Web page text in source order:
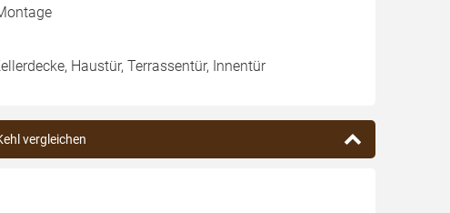
Haustür, Terrassentür, Innentür
vergleichen